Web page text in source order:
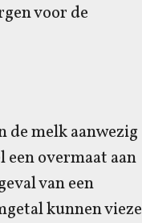
voor de
de melk aanwezig
overmaat aan
van een
kunnen vieze